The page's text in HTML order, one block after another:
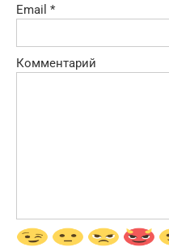
Email *
Комментарий